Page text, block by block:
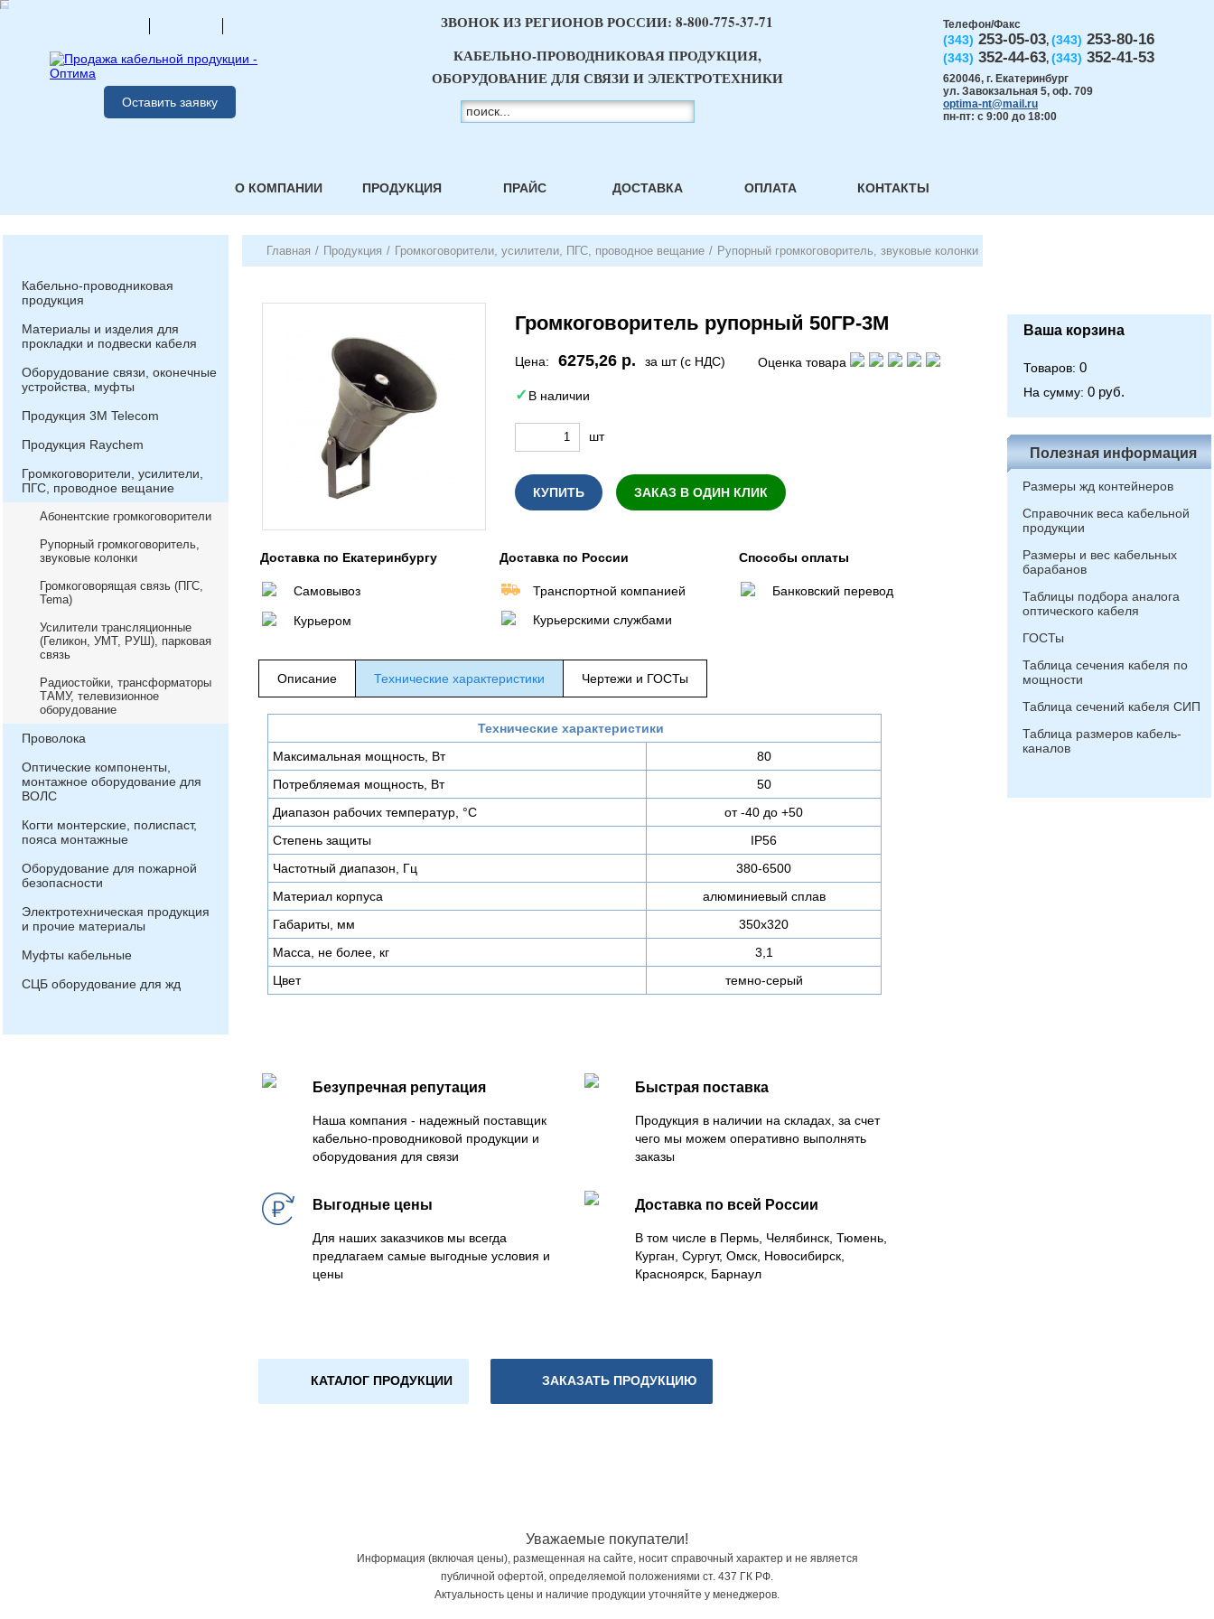
Оставить заявку
Телефон/Факс
(343) 253-05-03, (343) 253-80-16
(343) 352-44-63, (343) 352-41-53
620046, г. Екатеринбург
ул. Завокзальная 5, оф. 709
optima-nt@mail.ru
пн-пт: с 9:00 до 18:00
ЗВОНОК ИЗ РЕГИОНОВ РОССИИ: 8-800-775-37-71
КАБЕЛЬНО-ПРОВОДНИКОВАЯ ПРОДУКЦИЯ,
ОБОРУДОВАНИЕ ДЛЯ СВЯЗИ И ЭЛЕКТРОТЕХНИКИ
О КОМПАНИИ ПРОДУКЦИЯ ПРАЙС ДОСТАВКА ОПЛАТА КОНТАКТЫ
Кабельно-проводниковая
продукция
Материалы и изделия для
прокладки и подвески кабеля
Оборудование связи, оконечные
устройства, муфты
Продукция 3М Telecom
Продукция Raychem
Громкоговорители, усилители,
ПГС, проводное вещание
Абонентские громкоговорители
Рупорный громкоговоритель,
звуковые колонки
Громкоговорящая связь (ПГС,
Теma)
Усилители трансляционные
(Геликон, УМТ, РУШ), парковая
связь
Радиостойки, трансформаторы
ТАМУ, телевизионное
оборудование
Проволока
Оптические компоненты,
монтажное оборудование для
ВОЛС
Когти монтерские, полиспаст,
пояса монтажные
Оборудование для пожарной
безопасности
Электротехническая продукция
и прочие материалы
Муфты кабельные
СЦБ оборудование для жд
Главная / Продукция / Громкоговорители, усилители, ПГС, проводное вещание / Рупорный громкоговоритель, звуковые колонки
Громкоговоритель рупорный 50ГР-3М
Цена: 6275,26 р. за шт (с НДС) Оценка товара
В наличии
шт
КУПИТЬ ЗАКАЗ В ОДИН КЛИК
Доставка по Екатеринбургу
Самовывоз
Курьером
Доставка по России
Транспортной компанией
Курьерскими службами
Способы оплаты
Банковский перевод
Описание Технические характеристики Чертежи и ГОСТы
Технические характеристики
Максимальная мощность, Вт
80
Потребляемая мощность, Вт
50
Диапазон рабочих температур, °C
от -40 до +50
Степень защиты
IP56
Частотный диапазон, Гц
380-6500
Материал корпуса
алюминиевый сплав
Габариты, мм
350х320
Масса, не более, кг
3,1
Цвет
темно-серый
Безупречная репутация
Наша компания - надежный поставщик
кабельно-проводниковой продукции и
оборудования для связи
Быстрая поставка
Продукция в наличии на складах, за счет
чего мы можем оперативно выполнять
заказы
Выгодные цены
Для наших заказчиков мы всегда
предлагаем самые выгодные условия и
цены
Доставка по всей России
В том числе в Пермь, Челябинск, Тюмень,
Курган, Сургут, Омск, Новосибирск,
Красноярск, Барнаул
КАТАЛОГ ПРОДУКЦИИ ЗАКАЗАТЬ ПРОДУКЦИЮ
Ваша корзина
Товаров: 0
На сумму: 0 руб.
Полезная информация
Размеры жд контейнеров
Справочник веса кабельной
продукции
Размеры и вес кабельных
барабанов
Таблицы подбора аналога
оптического кабеля
ГОСТы
Таблица сечения кабеля по
мощности
Таблица сечений кабеля СИП
Таблица размеров кабель-
каналов
Уважаемые покупатели!
Информация (включая цены), размещенная на сайте, носит справочный характер и не является
публичной офертой, определяемой положениями ст. 437 ГК РФ.
Актуальность цены и наличие продукции уточняйте у менеджеров.